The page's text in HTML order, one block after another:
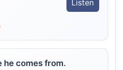
Listen
he comes from.